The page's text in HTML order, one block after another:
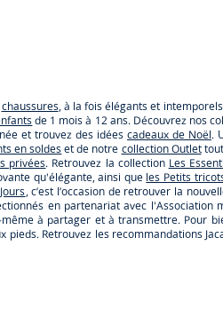
chaussures, à la fois élégants et
de 1 mois à 12 ans. Découvrez nos
et trouvez des idées cadeaux de Noël.
en soldeset de notre collection Outlet
privées. Retrouvez la collection Les
qu'élégante, ainsi que les Petits
, c’est l’occasion de retrouver la
en partenariat avec
même à partager et à transmettre. Pour
pieds. Retrouvez les recommandations